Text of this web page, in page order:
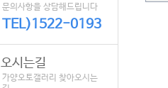
문의사항을 상담해드립니다
TEL)1522-0193
오시는길
가양오토갤러리 찾아오시는